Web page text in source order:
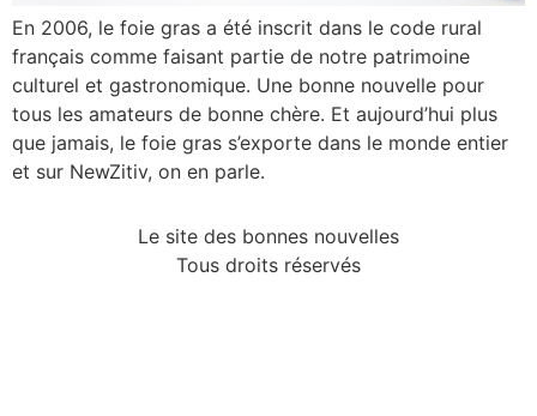
En 2006, le foie gras a été inscrit dans le code rural
français comme faisant partie de notre patrimoine
culturel et gastronomique. Une bonne nouvelle pour
tous les amateurs de bonne chère. Et aujourd’hui plus
que jamais, le foie gras s’exporte dans le monde entier
et sur NewZitiv, on en parle.
Le site des bonnes nouvelles
Tous droits réservés